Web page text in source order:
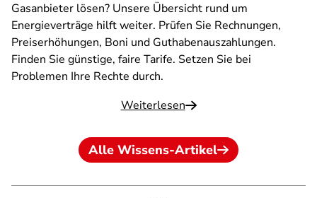
Gasanbieter lösen? Unsere Übersicht rund um
Energieverträge hilft weiter. Prüfen Sie Rechnungen,
Preiserhöhungen, Boni und Guthabenauszahlungen.
Finden Sie günstige, faire Tarife. Setzen Sie bei
Problemen Ihre Rechte durch.
Weiterlesen
Alle Wissens-Artikel